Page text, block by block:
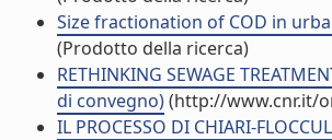
Size fractionation of COD in
(Prodotto della ricerca)
RETHINKING SEWAGE
di convegno)(http://www.cnr.it/
IL PROCESSO DI CHIARI-